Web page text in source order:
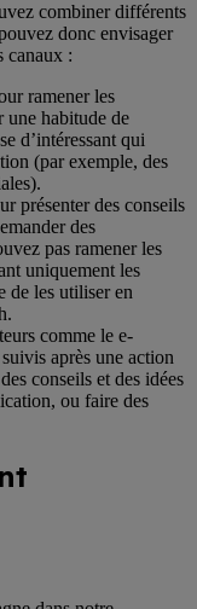
combiner différents
donc envisager
canaux :
ramener les
une habitude de
d’intéressant qui
(par exemple, des
présenter des conseils
des
pas ramener les
uniquement les
de les utiliser en
comme le e-
après une action
conseils et des idées
ou faire des